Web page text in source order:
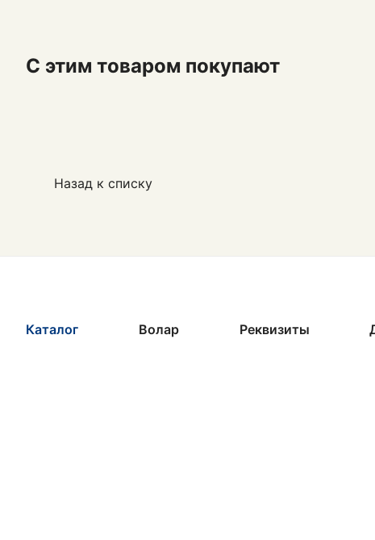
С этим товаром покупают
Назад к списку
Каталог Волар Реквизиты